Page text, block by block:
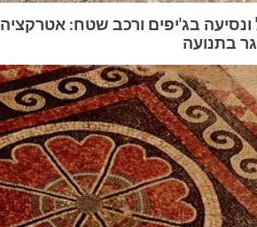
ונסיעה בג'יפים ורכב שטח: אטרקציה
בתנועה